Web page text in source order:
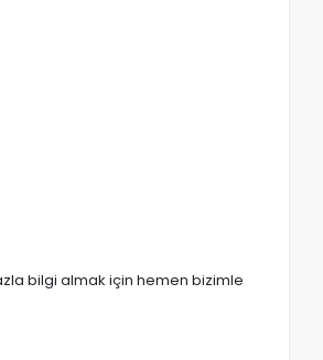
bilgi almak için hemen bizimle